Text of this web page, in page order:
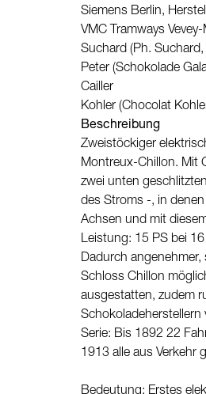
Siemens Berlin,
VMC Tramways
Suchard (Ph.
Peter (Schokolade
Cailler
Kohler (Chocolat
Beschreibung
Zweistöckiger
Montreux-Chillon. Mit
zwei unten
des Stroms -, in
Achsen und mit
Leistung: 15 PS bei
Dadurch angenehmer,
Schloss Chillon
ausgestatten, zudem
Schokoladeherstellern
Serie: Bis 1892 22
1913 alle aus Verkehr